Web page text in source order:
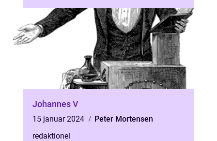
Johannes V
15 januar 2024
Peter Mortensen
redaktionel